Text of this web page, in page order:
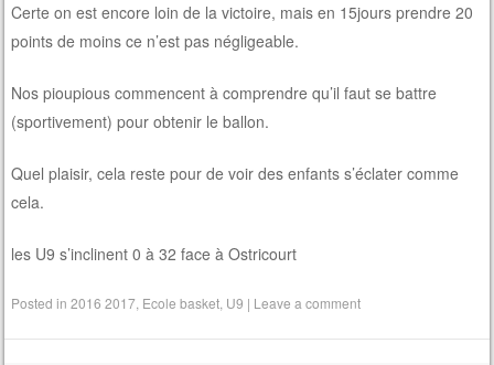
Certe on est encore loin de la victoire, mais en 15jours prendre 20
points de moins ce n’est pas négligeable.
Nos pioupious commencent à comprendre qu’il faut se battre
(sportivement) pour obtenir le ballon.
Quel plaisir, cela reste pour de voir des enfants s’éclater comme
cela.
les U9 s’inclinent 0 à 32 face à Ostricourt
Posted in2016 2017 Ecole basket U9 | Leave a comment